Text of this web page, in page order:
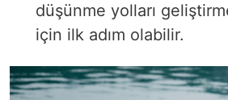
düşünme yolları
için ilk adım olabilir.